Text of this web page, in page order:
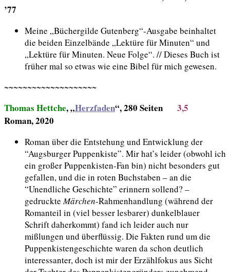
’77
Meine „Büchergilde Gutenberg“-Ausgabe beinhaltet
die beiden Einzelbände „Lektüre für Minuten“ und
„Lektüre für Minuten. Neue Folge“. // Dieses Buch ist
früher mal so etwas wie eine Bibel für mich gewesen.
~~~~~~~~~~~~~~~~~~~~
Thomas Hettche, „Herzfaden“, 280 Seiten 3,5
Roman, 2020
Roman über die Entstehung und Entwicklung der
“Augsburger Puppenkiste”. Mir hat’s leider (obwohl ich
ein großer Puppenkisten-Fan bin) nicht besonders gut
gefallen, und die in roten Buchstaben – an die
“Unendliche Geschichte” erinnern sollend? –
gedruckte Märchen-Rahmenhandlung (während der
Romanteil in (viel besser lesbarer) dunkelblauer
Schrift daherkommt) fand ich leider auch nur
mißlungen und überflüssig. Die Fakten rund um die
Puppenkistengeschichte waren da schon deutlich
interessanter, doch ist mir der Erzählfokus aus Sicht